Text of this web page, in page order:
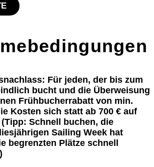
Für jeden, der bis zum
bucht und die Überweisung
Frühbucherrabatt von min.
Kosten sich statt ab 700 € auf
Schnell buchen, die
Sailing Week hat
begrenzten Plätze schnell